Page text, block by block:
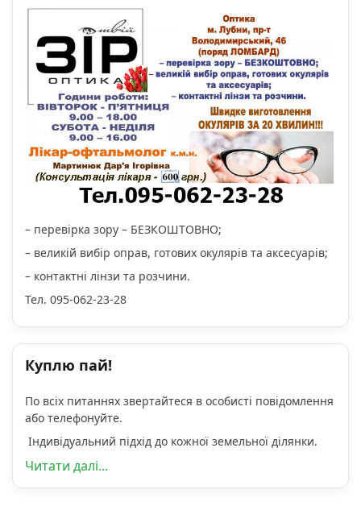
– перевірка зору – БЕЗКОШТОВНО;
– великій вибір оправ, готових окулярів та аксесуарів;
– контактні лінзи та розчини.
Тел. 095-062-23-28
Куплю пай!
По всіх питаннях звертайтеся в особисті повідомлення
або телефонуйте.
Індивідуальний підхід до кожної земельної ділянки.
Читати далі...